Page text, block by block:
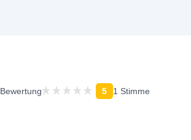
Bewertung 5 1 Stimme